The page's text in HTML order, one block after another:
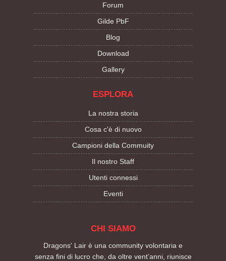
Forum
Gilde PbF
Blog
Download
Gallery
ESPLORA
La nostra storia
Cosa c'è di nuovo
Campioni della Commuity
Il nostro Staff
Utenti connessi
Eventi
CHI SIAMO
Dragons' Lair è una community volontaria e
senza fini di lucro che, da oltre vent’anni, riunisce